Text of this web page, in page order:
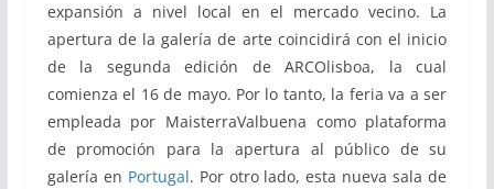
expansión a nivel local en el mercado vecino. La
apertura de la galería de arte coincidirá con el inicio
de la segunda edición de ARCOlisboa, la cual
comienza el 16 de mayo. Por lo tanto, la feria va a ser
empleada por MaisterraValbuena como plataforma
de promoción para la apertura al público de su
galería en Portugal. Por otro lado, esta nueva sala de